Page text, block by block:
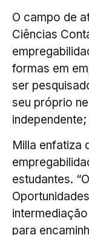
O campo de
Ciências
formas em
ser
seu próprio
Milla enfatiza
estudantes.
para